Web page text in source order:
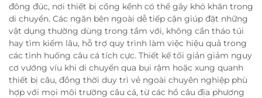
đông đúc, nơi thiết bị cồng kềnh có thể gây khó khăn trong
di chuyển. Các ngăn bên ngoài dễ tiếp cận giúp đặt những
vật dụng thường dùng trong tầm với, không cần tháo túi
hay tìm kiếm lâu, hỗ trợ quy trình làm việc hiệu quả trong
các tình huống câu cá tích cực. Thiết kế tối giản giảm nguy
cơ vướng víu khi di chuyển qua bụi rậm hoặc xung quanh
thiết bị câu, đồng thời duy trì vẻ ngoài chuyên nghiệp phù
hợp với mọi môi trường câu cá, từ các hồ câu địa phương